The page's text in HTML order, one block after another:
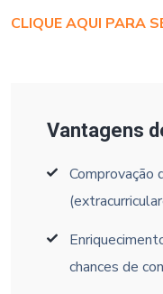
CLIQUE AQUI PARA
Vantagens
Comprovação
chances de